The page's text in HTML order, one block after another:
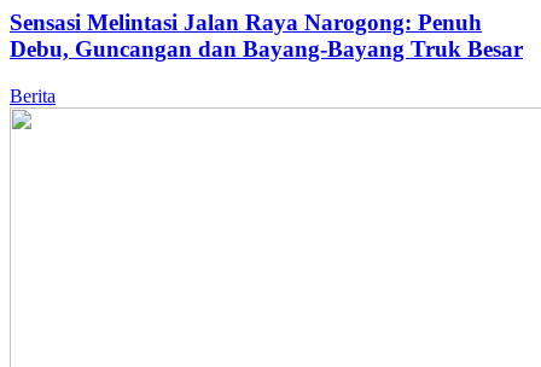
Sensasi Melintasi Jalan Raya Narogong: Penuh
Debu, Guncangan dan Bayang-Bayang Truk Besar
Berita